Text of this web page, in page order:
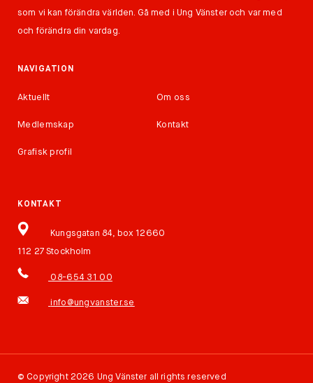
som vi kan förändra världen. Gå med i Ung Vänster och var med
och förändra din vardag.
NAVIGATION
Aktuellt Om oss
Medlemskap Kontakt
Grafisk profil
KONTAKT
Kungsgatan 84, box 12660
112 27 Stockholm
08-654 31 00
info@ungvanster.se
© Copyright 2026 Ung Vänster all rights reserved